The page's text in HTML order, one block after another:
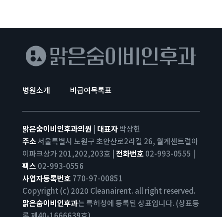
병원소개 비급여목록표
맑은숨이비인후과의원 대표자박상헌
주소서울특별시 노원구 초안산로2라길 26, 월계센트럴아
이파크상가 201,202,203호 | 전화번호02-993-0555 |
팩스 02-993-0556
사업자등록번호770-97-00851
Copyright (c) 2020 Cleanairent. all right reserved.
맑은숨이비인후과는 특허청에 등록된 상표입니다. (상표등